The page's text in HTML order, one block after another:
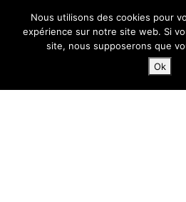
Nous utilisons des cookies pour
expérience sur notre site web. Si
site, nous supposerons que
Ok